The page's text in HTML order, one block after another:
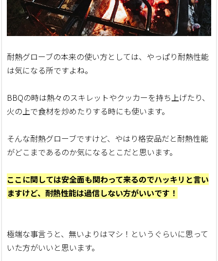
耐熱グローブの本来の使い方としては、やっぱり耐熱性能
は気になる所ですよね。
BBQの時は熱々のスキレットやクッカーを持ち上げたり、
火の上で食材を炒めたりする時にも使います。
そんな耐熱グローブですけど、やはり格安品だと耐熱性能
がどこまであるのか気になるとこだと思います。
ここに関しては安全面も関わって来るのでハッキリと言い
ますけど、耐熱性能は過信しない方がいいです！
極端な事言うと、無いよりはマシ！というぐらいに思って
いた方がいいと思います。